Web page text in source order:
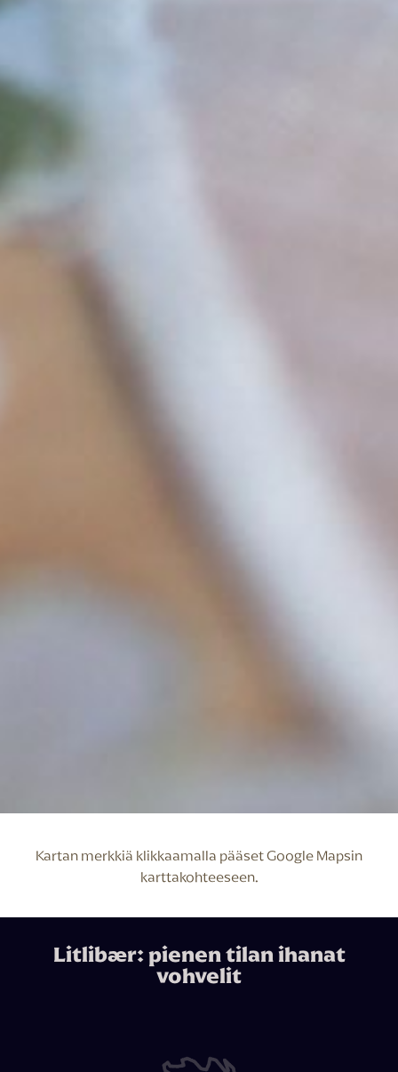
Kartan merkkiä klikkaamalla pääset Google Mapsin
karttakohteeseen.
Litlibær: pienen tilan ihanat
vohvelit